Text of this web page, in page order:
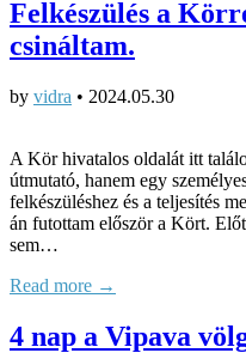
Felkészülés a
csináltam.
by vidra • 2024.05.30
A Kör hivatalos oldalát itt
útmutató, hanem egy
felkészüléshez és a teljesítés
án futottam először a Kört.
sem…
Read more →
4 nap a Vipava